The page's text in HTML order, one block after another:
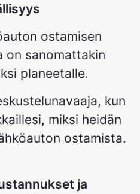
ostamisen
on sanomattakin
planeetalle.
kun
miksi heidän
ostamista.
ja